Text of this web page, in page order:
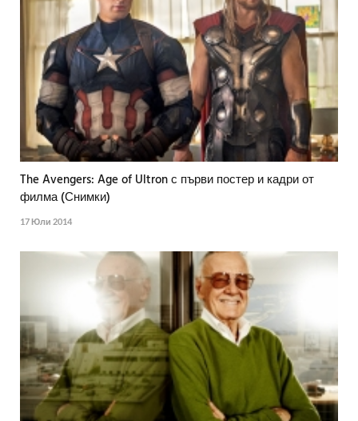
The Avengers: Age of Ultron с първи постер и кадри от
филма (Снимки)
17 Юли 2014